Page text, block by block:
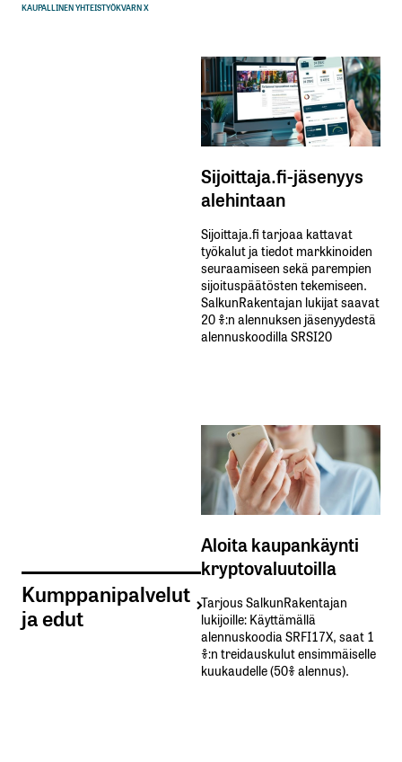
KAUPALLINEN YHTEISTYÖKVARN X
Kumppanipalvelut
ja edut
Sijoittaja.fi-jäsenyys
alehintaan
Sijoittaja.fi tarjoaa kattavat
työkalut ja tiedot markkinoiden
seuraamiseen sekä parempien
sijoituspäätösten tekemiseen.
SalkunRakentajan lukijat saavat
20 %:n alennuksen jäsenyydestä
alennuskoodilla SRSI20
Aloita kaupankäynti
kryptovaluutoilla
Tarjous SalkunRakentajan
lukijoille: Käyttämällä​ ​
alennuskoodia​ ​SRFI17X,​ ​saat​ ​1
%:n treidauskulut​ ​ensimmäiselle​ ​
kuukaudelle​ ​(50%​ ​alennus).